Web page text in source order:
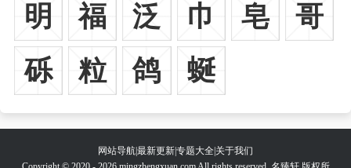
明
福 泛 巾 皂
哥
砾
粒 鸽 蜒
网站导航最新更新专题大全 关于我们